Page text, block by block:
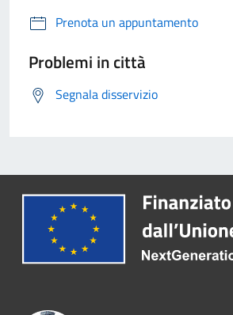
Prenota un appuntamento
Problemi in città
Segnala disservizio